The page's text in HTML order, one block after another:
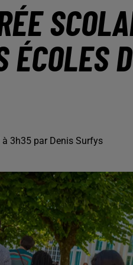
ÉCOLES
3h35 par Denis Surfys